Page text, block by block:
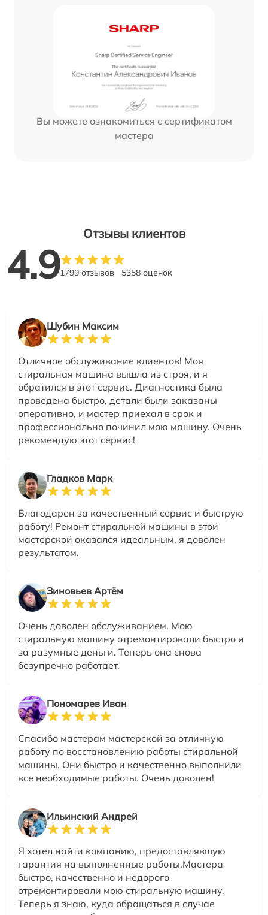
Вы можете ознакомиться с сертификатом
мастера
Отзывы клиентов
4.91799 отзывов 5358 оценок
Шубин Максим
Отличное обслуживание клиентов! Моя
стиральная машина вышла из строя, и я
обратился в этот сервис. Диагностика была
проведена быстро, детали были заказаны
оперативно, и мастер приехал в срок и
профессионально починил мою машину. Очень
рекомендую этот сервис!
Гладков Марк
Благодарен за качественный сервис и быструю
работу! Ремонт стиральной машины в этой
мастерской оказался идеальным, я доволен
результатом.
Зиновьев Артём
Очень доволен обслуживанием. Мою
стиральную машину отремонтировали быстро и
за разумные деньги. Теперь она снова
безупречно работает.
Пономарев Иван
Спасибо мастерам мастерской за отличную
работу по восстановлению работы стиральной
машины. Они быстро и качественно выполнили
все необходимые работы. Очень доволен!
Ильинский Андрей
Я хотел найти компанию, предоставлявшую
гарантия на выполненные работы.Мастера
быстро, качественно и недорого
отремонтировали мою стиральную машину.
Теперь я знаю, куда обращаться в случае